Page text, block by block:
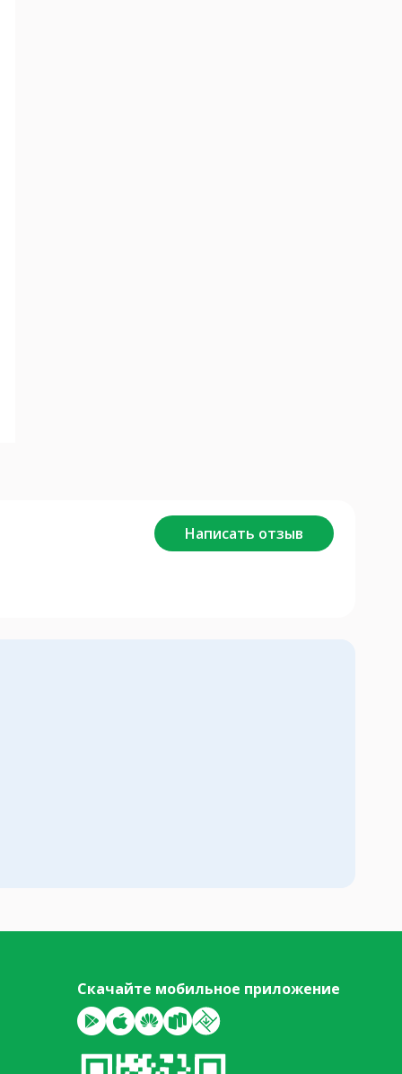
Написать отзыв
Скачайте мобильное приложение